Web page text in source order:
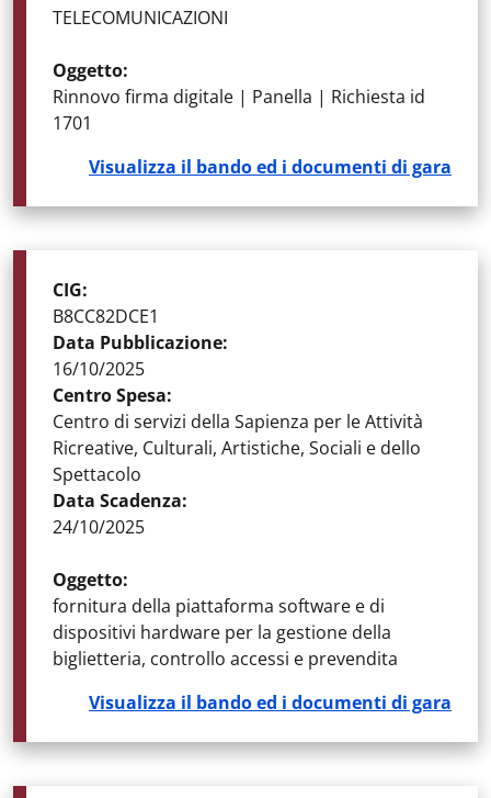
TELECOMUNICAZIONI
Oggetto:
Rinnovo firma digitale | Panella | Richiesta id
1701
Visualizza il bando ed i documenti di gara
STATO DELLA GARA
CIG:
B8CC82DCE1
Data Pubblicazione:
16/10/2025
Centro Spesa:
Centro di servizi della Sapienza per le Attività
Ricreative, Culturali, Artistiche, Sociali e dello
Spettacolo
Data Scadenza:
24/10/2025
Oggetto:
fornitura della piattaforma software e di
dispositivi hardware per la gestione della
biglietteria, controllo accessi e prevendita
Visualizza il bando ed i documenti di gara